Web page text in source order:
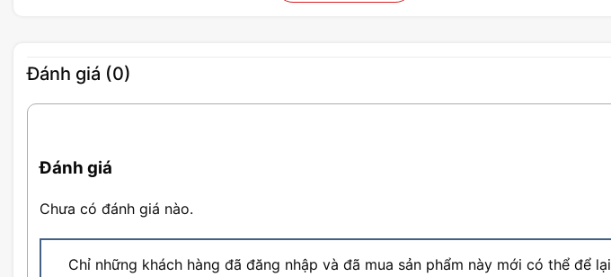
Đánh giá (0)
Đánh giá
Chưa có đánh giá nào.
Chỉ những khách hàng đã đăng nhập và đã mua sản phẩm này mới có thể để lại